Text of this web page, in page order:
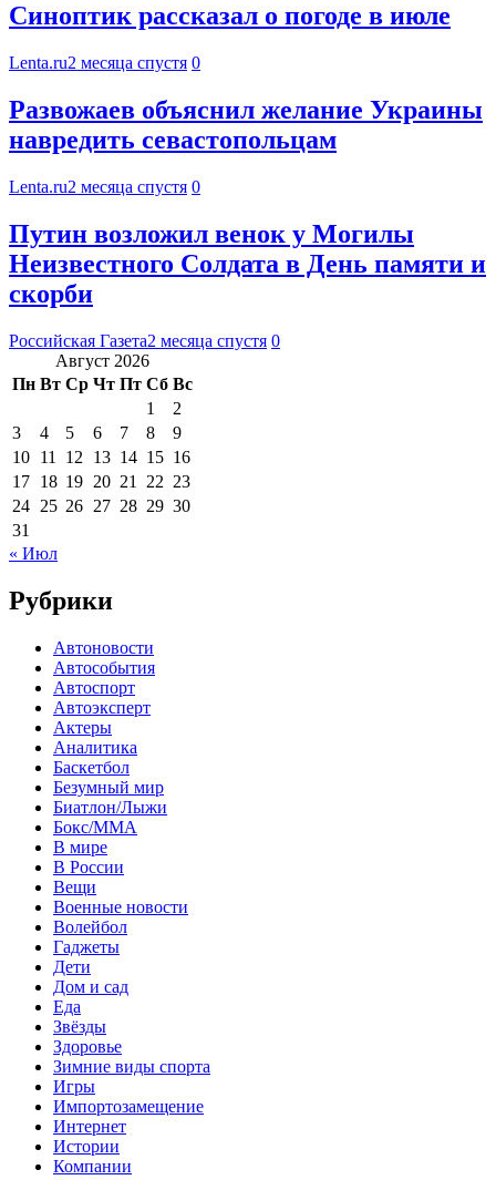
Синоптик рассказал о погоде в июле
Lenta.ru2 месяца спустя 0
Развожаев объяснил желание Украины
навредить севастопольцам
Lenta.ru2 месяца спустя 0
Путин возложил венок у Могилы
Неизвестного Солдата в День памяти и
скорби
Российская Газета2 месяца спустя 0
Август 2026
Пн Вт Ср Чт Пт Сб Вс
1
2
3
4 5 6 7 8
9
10 11 12 13 14 15 16
17 18 19 20 21 22 23
24 25 26 27 28 29 30
31
« Июл
Рубрики
Автоновости
Автособытия
Автоспорт
Автоэксперт
Актеры
Аналитика
Баскетбол
Безумный мир
Биатлон/Лыжи
Бокс/MMA
В мире
В России
Вещи
Военные новости
Волейбол
Гаджеты
Дети
Дом и сад
Еда
Звёзды
Здоровье
Зимние виды спорта
Игры
Импортозамещение
Интернет
Истории
Компании